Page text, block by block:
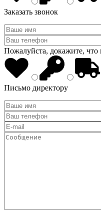
Заказать звонок
Пожалуйста, докажите, что
Письмо директору